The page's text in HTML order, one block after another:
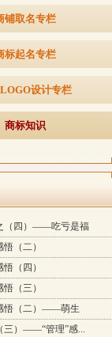
铺取名专栏
标起名专栏
设计专栏
商标知识
（四）——吃亏是福
（二）
（四）
（三）
悟（二）——萌生
三）——“管理”感...